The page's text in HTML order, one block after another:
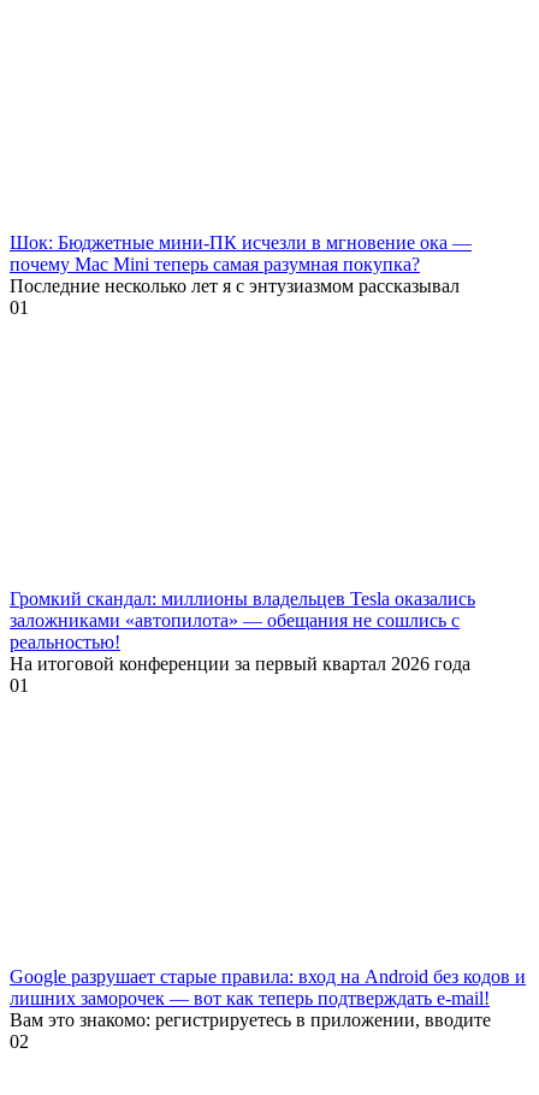
Шок: Бюджетные мини-ПК исчезли в мгновение ока —
почему Mac Mini теперь самая разумная покупка?
Последние несколько лет я с энтузиазмом рассказывал
01
Громкий скандал: миллионы владельцев Tesla оказались
заложниками «автопилота» — обещания не сошлись с
реальностью!
На итоговой конференции за первый квартал 2026 года
01
Google разрушает старые правила: вход на Android без кодов и
лишних заморочек — вот как теперь подтверждать e-mail!
Вам это знакомо: регистрируетесь в приложении, вводите
02